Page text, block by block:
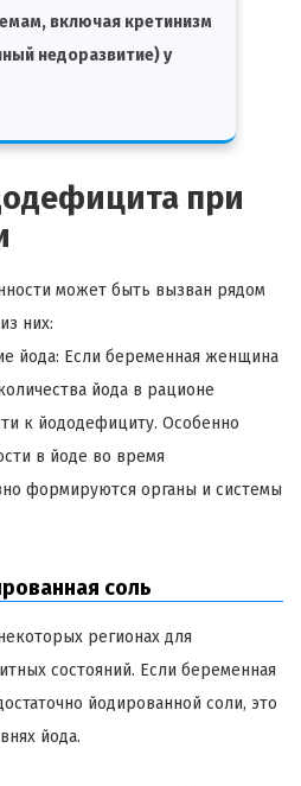
включая кретинизм
недоразвитие) у
при
может быть вызван рядом
них:
йода: Если беременная женщина
йода в рационе
к йододефициту. Особенно
в йоде во время
формируются органы и системы
соль
регионах для
состояний. Если беременная
йодированной соли, это
йода.